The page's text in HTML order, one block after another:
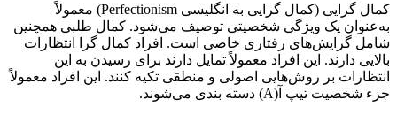
کمال گرایی (کمال گرایی به انگلیسی Perfectionism) معمولاً
به‌عنوان یک ویژگی شخصیتی توصیف می‌شود. کمال طلبی همچنین
شامل گرایش‌های رفتاری خاصی است. افراد کمال گرا انتظارات
بالایی دارند. این افراد معمولاً تمایل دارند برای رسیدن به این
انتظارات بر روش‌هایی اصولی و منطقی تکیه کنند. این افراد معمولاً
جزء شخصیت تیپ آ(A) دسته بندی می‌شوند.